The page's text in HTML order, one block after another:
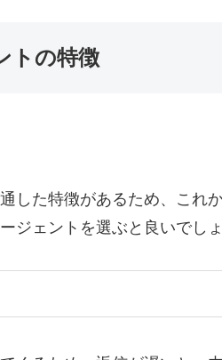
トの特徴
した特徴があるため、これ
ジェントを選ぶと良いでしょ